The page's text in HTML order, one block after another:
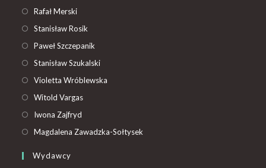
Rafał Merski
Stanisław Rosik
Paweł Szczepanik
Stanisław Szukalski
Violetta Wróblewska
Witold Vargas
Iwona Zajfryd
Magdalena Zawadzka-Sołtysek
Wydawcy